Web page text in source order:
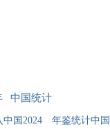
中国统计
中国2024
年鉴统计中国